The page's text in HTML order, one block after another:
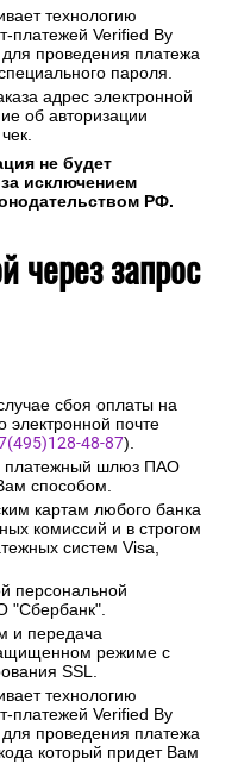
технологию
платежей Verified By
проведения платежа
пароля.
адрес электронной
об авторизации
не будет
исключением
РФ.
через запрос
сбоя оплаты на
электронной почте
48-87).
платежный шлюз ПАО
способом.
картам любого банка
комиссий и в строгом
систем Visa,
персональной
"Сбербанк".
и передача
режиме с
SSL.
технологию
платежей Verified By
проведения платежа
который придет Вам